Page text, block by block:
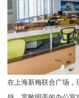
在上海新梅联合广场，